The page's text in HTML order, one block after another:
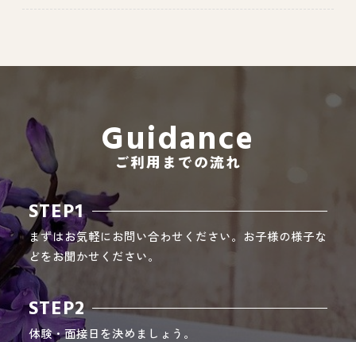
Instagram 事業所紹介動画
CEO BLOG
Guidance
ご利用までの流れ
STEP1
まずはお気軽にお問い合わせください。お子様の様子な
どをお聞かせください。
STEP2
体験・面接日を決めましょう。